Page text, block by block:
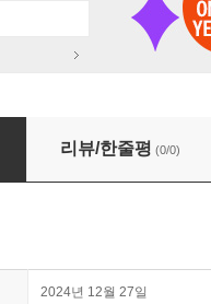
리뷰/한줄평 (0/0)
2024년 12월 27일